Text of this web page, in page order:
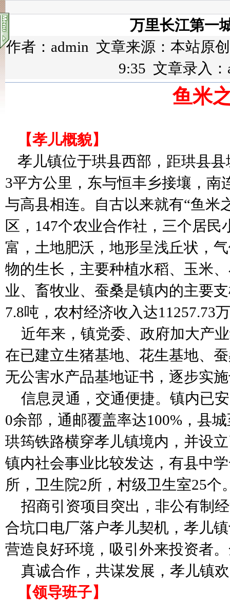
万里长江第一
作者：admin 文章来源：本站原
9:35 文章录入
鱼米
【孝儿概貌】
孝儿镇位于珙县西部，距珙县
3平方公里，东与恒丰乡接壤，南
与高县相连。自古以来就有“鱼米
区， 147个农业合作社，三个居民
富，土地肥沃，地形呈浅丘状，
物的生长，主要种植水稻、玉米
业、畜牧业、蚕桑是镇内的主要
7.8吨，农村经济收入达11257.73
近年来，镇党委、政府加大产
在已建立生猪基地、花生基地、
无公害水产品基地证书，逐步实
信息灵通，交通便捷。镇内已
0余部，通邮覆盖率达100% ，县
珙筠铁路横穿孝儿镇境内，并设
镇内社会事业比较发达，有县中
所，卫生院2所，村级卫生室25个
招商引资项目突出，非公有制
合坑口电厂落户孝儿契机，孝儿
营造良好环境，吸引外来投资者
真诚合作，共谋发展，孝儿镇
【领导班子】